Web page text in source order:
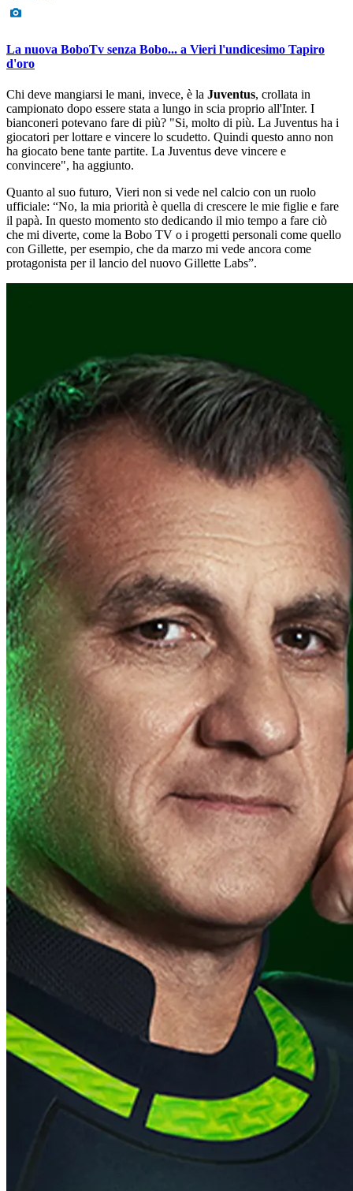
La nuova BoboTv senza Bobo... a Vieri l'undicesimo Tapiro
d'oro
Chi deve mangiarsi le mani, invece, è la Juventus, crollata in
campionato dopo essere stata a lungo in scia proprio all'Inter. I
bianconeri potevano fare di più? "Si, molto di più. La Juventus ha i
giocatori per lottare e vincere lo scudetto. Quindi questo anno non
ha giocato bene tante partite. La Juventus deve vincere e
convincere", ha aggiunto.
Quanto al suo futuro, Vieri non si vede nel calcio con un ruolo
ufficiale: “No, la mia priorità è quella di crescere le mie figlie e fare
il papà. In questo momento sto dedicando il mio tempo a fare ciò
che mi diverte, come la Bobo TV o i progetti personali come quello
con Gillette, per esempio, che da marzo mi vede ancora come
protagonista per il lancio del nuovo Gillette Labs”.